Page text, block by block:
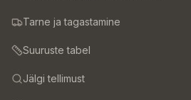
Tarne ja tagastamine
Suuruste tabel
Jälgi tellimust